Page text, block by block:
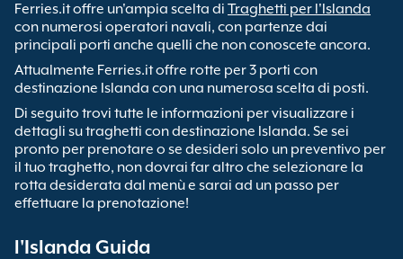
Ferries.it offre un'ampia scelta di Traghetti per l'Islanda
con numerosi operatori navali, con partenze dai
principali porti anche quelli che non conoscete ancora.
Attualmente Ferries.it offre rotte per 3 porti con
destinazione Islanda con una numerosa scelta di posti.
Di seguito trovi tutte le informazioni per visualizzare i
dettagli su traghetti con destinazione Islanda. Se sei
pronto per prenotare o se desideri solo un preventivo per
il tuo traghetto, non dovrai far altro che selezionare la
rotta desiderata dal menù e sarai ad un passo per
effettuare la prenotazione!
l'Islanda Guida